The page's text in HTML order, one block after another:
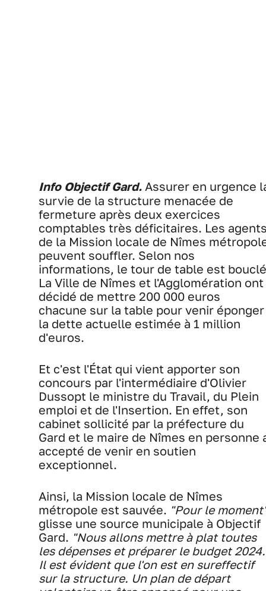
Info Objectif Gard. Assurer en urgence
survie de la structure menacée de
fermeture après deux exercices
comptables très déficitaires. Les
de la Mission locale de Nîmes
peuvent souffler. Selon nos
informations, le tour de table est
La Ville de Nîmes et l'Agglomération ont
décidé de mettre 200 000 euros
chacune sur la table pour venir éponger
la dette actuelle estimée à 1 million
d'euros.
Et c'est l'État qui vient apporter son
concours par l'intermédiaire d'Olivier
Dussopt le ministre du Travail, du Plein
emploi et de l'Insertion. En effet, son
cabinet sollicité par la préfecture du
Gard et le maire de Nîmes en personne
accepté de venir en soutien
exceptionnel.
Ainsi, la Mission locale de Nîmes
métropole est sauvée. "Pour le
glisse une source municipale à Objectif
Gard. "Nous allons mettre à plat toutes
les dépenses et préparer le budget 2024.
Il est évident que l'on est en sureffectif
sur la structure. Un plan de départ